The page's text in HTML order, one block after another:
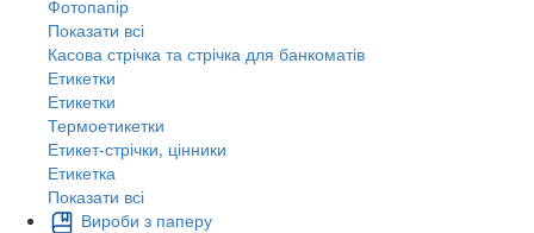
Фотопапір
Показати всі
Касова стрічка та стрічка для банкоматів
Етикетки
Етикетки
Термоетикетки
Етикет-стрічки, цінники
Етикетка
Показати всі
Вироби з паперу